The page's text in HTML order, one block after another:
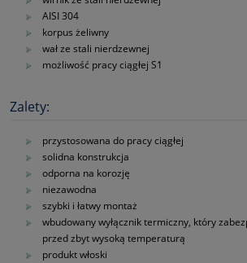
AISI 304
korpus żeliwny
wał ze stali nierdzewnej
możliwość pracy ciągłej S1
Zalety:
przystosowana do pracy ciągłej
solidna konstrukcja
odporna na korozję
niezawodna
szybki i łatwy montaż
wbudowany wyłącznik termiczny, który
przed zbyt wysoką temperaturą
produkt włoski